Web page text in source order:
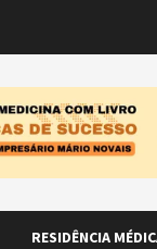
RESIDÊNCIA